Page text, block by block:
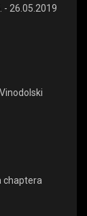
- 26.05.2019
chaptera